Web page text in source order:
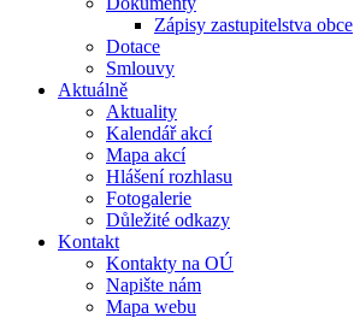
Zápisy zastupitelstva obce
Dotace
Smlouvy
Aktuálně
Aktuality
Kalendář akcí
Mapa akcí
Hlášení rozhlasu
Fotogalerie
Důležité odkazy
Kontakt
Kontakty na OÚ
Napište nám
Mapa webu